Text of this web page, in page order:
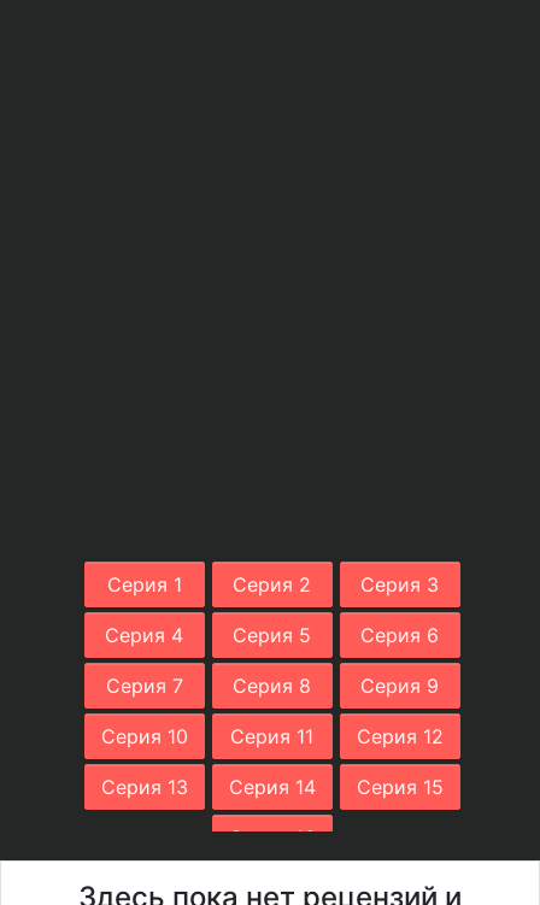
Серия 1 Серия 2 Серия 3
Серия 4 Серия 5 Серия 6
Серия 7 Серия 8 Серия 9
Серия 10 Серия 11 Серия 12
Серия 13 Серия 14 Серия 15
Серия 16
Здесь пока нет рецензий и